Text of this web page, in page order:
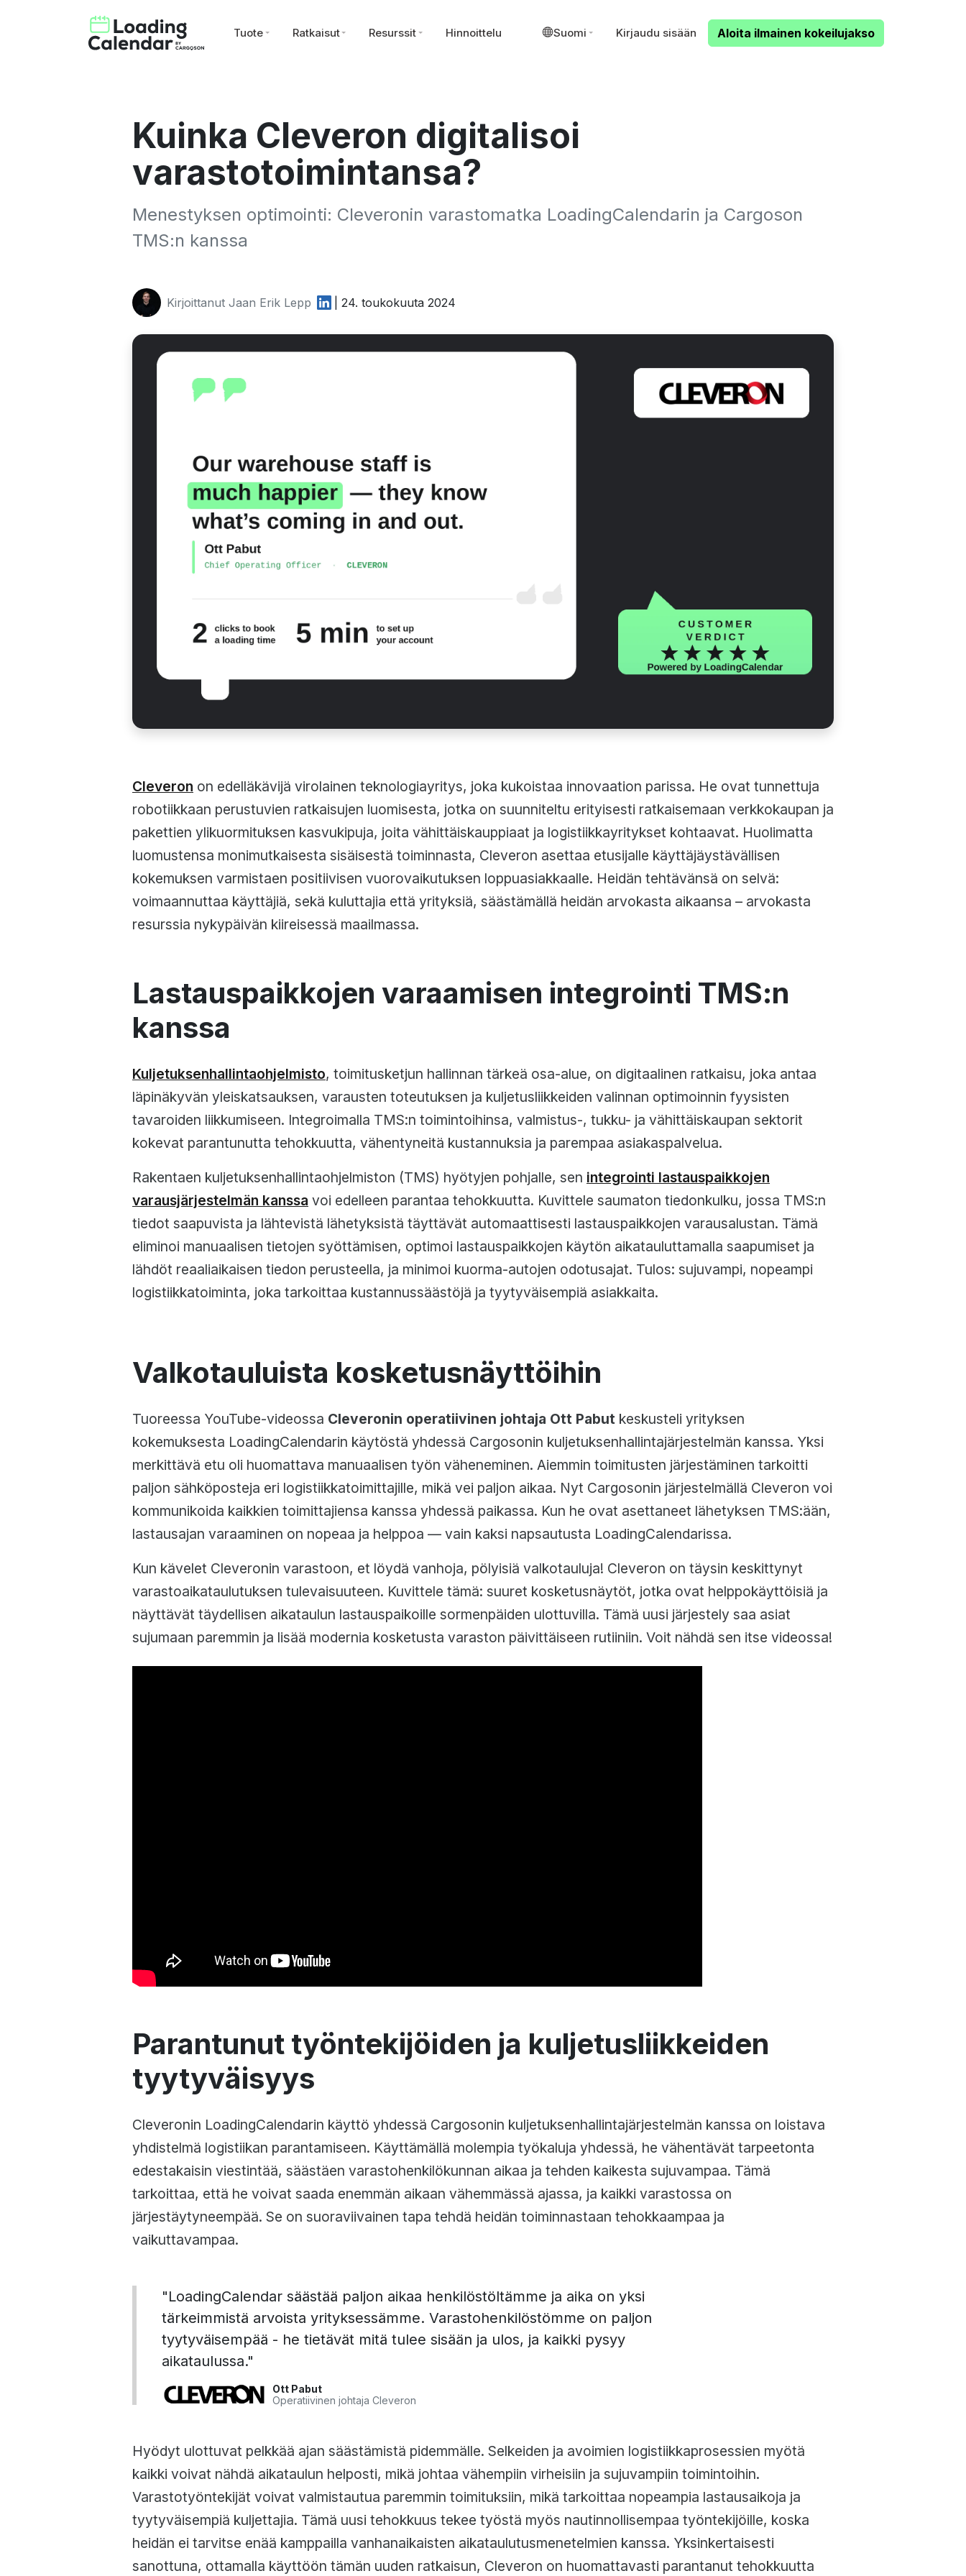
Tuote Ratkaisut Resurssit Hinnoittelu Suomi Kirjaudu sisään Aloita ilmainen kokeilujakso
Kuinka Cleveron digitalisoi
varastotoimintansa?
Menestyksen optimointi: Cleveronin varastomatka LoadingCalendarin ja Cargoson
TMS:n kanssa
Kirjoittanut Jaan Erik Lepp | 24. toukokuuta 2024
Cleveron on edelläkävijä virolainen teknologiayritys, joka kukoistaa innovaation parissa. He ovat tunnettuja
robotiikkaan perustuvien ratkaisujen luomisesta, jotka on suunniteltu erityisesti ratkaisemaan verkkokaupan ja
pakettien ylikuormituksen kasvukipuja, joita vähittäiskauppiaat ja logistiikkayritykset kohtaavat. Huolimatta
luomustensa monimutkaisesta sisäisestä toiminnasta, Cleveron asettaa etusijalle käyttäjäystävällisen
kokemuksen varmistaen positiivisen vuorovaikutuksen loppuasiakkaalle. Heidän tehtävänsä on selvä:
voimaannuttaa käyttäjiä, sekä kuluttajia että yrityksiä, säästämällä heidän arvokasta aikaansa – arvokasta
resurssia nykypäivän kiireisessä maailmassa.
Lastauspaikkojen varaamisen integrointi TMS:n
kanssa
Kuljetuksenhallintaohjelmisto, toimitusketjun hallinnan tärkeä osa-alue, on digitaalinen ratkaisu, joka antaa
läpinäkyvän yleiskatsauksen, varausten toteutuksen ja kuljetusliikkeiden valinnan optimoinnin fyysisten
tavaroiden liikkumiseen. Integroimalla TMS:n toimintoihinsa, valmistus-, tukku- ja vähittäiskaupan sektorit
kokevat parantunutta tehokkuutta, vähentyneitä kustannuksia ja parempaa asiakaspalvelua.
Rakentaen kuljetuksenhallintaohjelmiston (TMS) hyötyjen pohjalle, sen integrointi lastauspaikkojen
varausjärjestelmän kanssa voi edelleen parantaa tehokkuutta. Kuvittele saumaton tiedonkulku, jossa TMS:n
tiedot saapuvista ja lähtevistä lähetyksistä täyttävät automaattisesti lastauspaikkojen varausalustan. Tämä
eliminoi manuaalisen tietojen syöttämisen, optimoi lastauspaikkojen käytön aikatauluttamalla saapumiset ja
lähdöt reaaliaikaisen tiedon perusteella, ja minimoi kuorma-autojen odotusajat. Tulos: sujuvampi, nopeampi
logistiikkatoiminta, joka tarkoittaa kustannussäästöjä ja tyytyväisempiä asiakkaita.
Valkotauluista kosketusnäyttöihin
Tuoreessa YouTube-videossa Cleveronin operatiivinen johtaja Ott Pabut keskusteli yrityksen
kokemuksesta LoadingCalendarin käytöstä yhdessä Cargosonin kuljetuksenhallintajärjestelmän kanssa. Yksi
merkittävä etu oli huomattava manuaalisen työn väheneminen. Aiemmin toimitusten järjestäminen tarkoitti
paljon sähköposteja eri logistiikkatoimittajille, mikä vei paljon aikaa. Nyt Cargosonin järjestelmällä Cleveron voi
kommunikoida kaikkien toimittajiensa kanssa yhdessä paikassa. Kun he ovat asettaneet lähetyksen TMS:ään,
lastausajan varaaminen on nopeaa ja helppoa — vain kaksi napsautusta LoadingCalendarissa.
Kun kävelet Cleveronin varastoon, et löydä vanhoja, pölyisiä valkotauluja! Cleveron on täysin keskittynyt
varastoaikataulutuksen tulevaisuuteen. Kuvittele tämä: suuret kosketusnäytöt, jotka ovat helppokäyttöisiä ja
näyttävät täydellisen aikataulun lastauspaikoille sormenpäiden ulottuvilla. Tämä uusi järjestely saa asiat
sujumaan paremmin ja lisää modernia kosketusta varaston päivittäiseen rutiiniin. Voit nähdä sen itse videossa!
Parantunut työntekijöiden ja kuljetusliikkeiden
tyytyväisyys
Cleveronin LoadingCalendarin käyttö yhdessä Cargosonin kuljetuksenhallintajärjestelmän kanssa on loistava
yhdistelmä logistiikan parantamiseen. Käyttämällä molempia työkaluja yhdessä, he vähentävät tarpeetonta
edestakaisin viestintää, säästäen varastohenkilökunnan aikaa ja tehden kaikesta sujuvampaa. Tämä
tarkoittaa, että he voivat saada enemmän aikaan vähemmässä ajassa, ja kaikki varastossa on
järjestäytyneempää. Se on suoraviivainen tapa tehdä heidän toiminnastaan tehokkaampaa ja
vaikuttavampaa.
"LoadingCalendar säästää paljon aikaa henkilöstöltämme ja aika on yksi
tärkeimmistä arvoista yrityksessämme. Varastohenkilöstömme on paljon
tyytyväisempää - he tietävät mitä tulee sisään ja ulos, ja kaikki pysyy
aikataulussa."
Ott Pabut
Operatiivinen johtaja Cleveron
Hyödyt ulottuvat pelkkää ajan säästämistä pidemmälle. Selkeiden ja avoimien logistiikkaprosessien myötä
kaikki voivat nähdä aikataulun helposti, mikä johtaa vähempiin virheisiin ja sujuvampiin toimintoihin.
Varastotyöntekijät voivat valmistautua paremmin toimituksiin, mikä tarkoittaa nopeampia lastausaikoja ja
tyytyväisempiä kuljettajia. Tämä uusi tehokkuus tekee työstä myös nautinnollisempaa työntekijöille, koska
heidän ei tarvitse enää kamppailla vanhanaikaisten aikataulutusmenetelmien kanssa. Yksinkertaisesti
sanottuna, ottamalla käyttöön tämän uuden ratkaisun, Cleveron on huomattavasti parantanut tehokkuutta